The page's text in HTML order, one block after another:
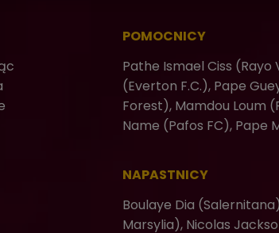
POMOCNICY
Pathe Ismael Ciss
(Everton F.C.), Pape
Forest), Mamdou Loum
Name (Pafos FC),
NAPASTNICY
Boulaye Dia
Marsylia), Nicolas